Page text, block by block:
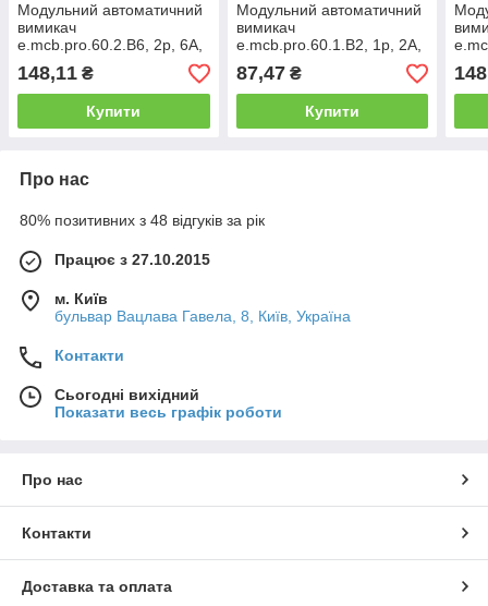
Модульний автоматичний
вимикач
e.mcb.pro.60.2.B6, 2р, 6А,
В, 6кА
148,11 ₴
Купити
Модульний автоматичний
вимикач
e.mcb.pro.60.1.B2, 1р, 2А,
В, 6кА
87,47₴
Купити
Про нас
80% позитивних з 48 відгуків за рік
Працює з 27.10.2015
м. Київ
бульвар Вацлава Гавела, 8, Київ, Україна
Контакти
Сьогодні вихідний
Показати весь графік роботи
Про нас
Контакти
Доставка та оплата